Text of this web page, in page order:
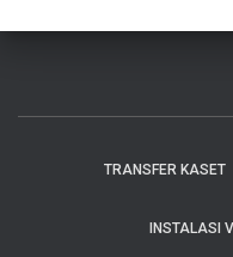
TRANSFER KASET
INSTALASI